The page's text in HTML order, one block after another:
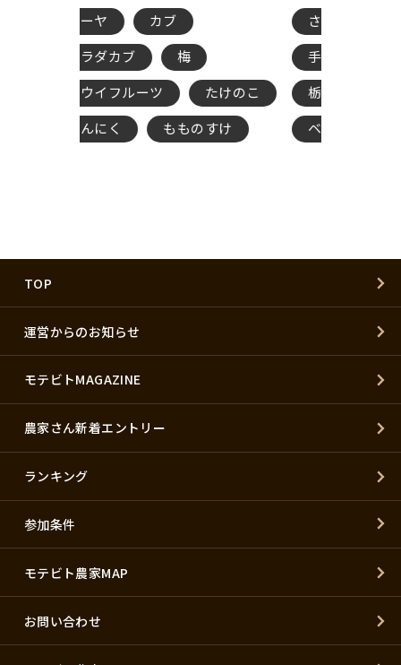
たけのこ
さつまいも
農家夫婦
手塚farm
栃木県さつまいも
ベニハルカ
TOP
運営からのお知らせ
モテビトMAGAZINE
農家さん新着エントリー
ランキング
参加条件
モテビト農家MAP
お問い合わせ